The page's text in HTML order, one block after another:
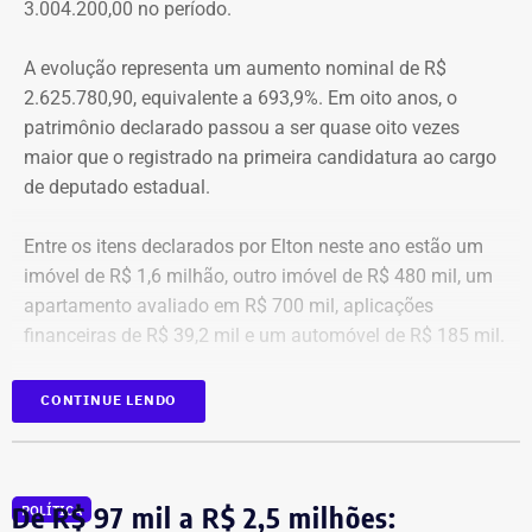
adiante no enfrentamento à violência doméstica. Pois
primeiro é o temor de continuar viva e estar ao lado do
agressor. E o outro é o que vai acontecer com ela depois
que a denúncia for feita. Afinal, há o receio que alguma
brecha legal permita que o agressor, de alguma forma,
fique impune”, comenta.
Passados oito anos após as agrssões se tornarem
públicas nacionalmente, Cristiane cita qual o principal
item que acredita ser necessário que as autoridades
tenham mais rigor.
“A Lei Maria da Penha é muito boa. Eu fui salva graças a
vulneráveis. Porque apesar de alguma vítima poder
acionar o botão do pânico, não há uma equipe policial
3.004.200,00 no período.
A evolução representa um aumento nominal de R$
2.625.780,90, equivalente a 693,9%. Em oito anos, o
patrimônio declarado passou a ser quase oito vezes
maior que o registrado na primeira candidatura ao cargo
de deputado estadual.
Entre os itens declarados por Elton neste ano estão um
imóvel de R$ 1,6 milhão, outro imóvel de R$ 480 mil, um
apartamento avaliado em R$ 700 mil, aplicações
financeiras de R$ 39,2 mil e um automóvel de R$ 185 mil.
CONTINUE LENDO
POLÍTICA
De R$ 97 mil a R$ 2,5 milhões: